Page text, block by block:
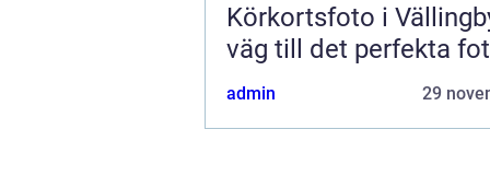
Körkortsfoto i
väg till det perfekta
admin 29